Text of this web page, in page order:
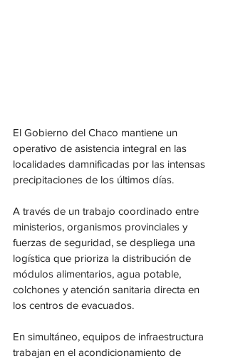
El Gobierno del Chaco mantiene un
operativo de asistencia integral en las
localidades damnificadas por las intensas
precipitaciones de los últimos días.
A través de un trabajo coordinado entre
ministerios, organismos provinciales y
fuerzas de seguridad, se despliega una
logística que prioriza la distribución de
módulos alimentarios, agua potable,
colchones y atención sanitaria directa en
los centros de evacuados.
En simultáneo, equipos de infraestructura
trabajan en el acondicionamiento de